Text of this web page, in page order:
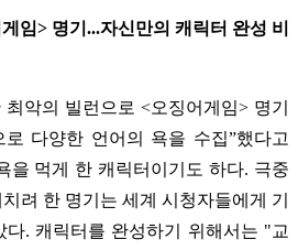
임> 명기...자신만의 캐릭터 완성 비
악의 빌런으로 <오징어게임> 명기
다양한 언어의 욕을 수집”했다고
을 먹게 한 캐릭터이기도 하다. 극중
려 한 명기는 세계 시청자들에게 기
다. 캐릭터를 완성하기 위해서는 "교